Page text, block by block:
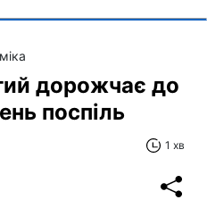
дорожчає до
поспіль
1 хв